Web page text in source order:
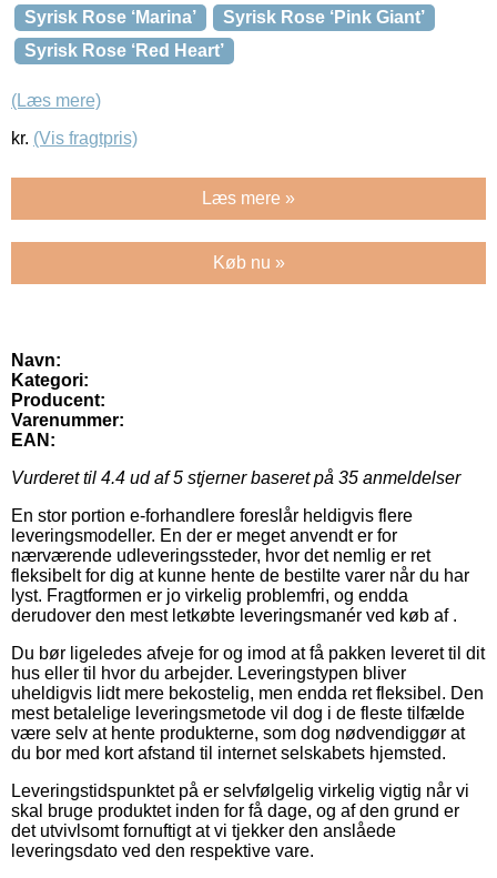
Syrisk Rose ‘Marina’
Syrisk Rose ‘Pink Giant’
Syrisk Rose ‘Red Heart’
(Læs mere)
kr. (Vis fragtpris)
Læs mere »
Køb nu »
Navn:
Kategori:
Producent:
Varenummer:
EAN:
Vurderet til 4.4 ud af 5 stjerner baseret på 35 anmeldelser
En stor portion e-forhandlere foreslår heldigvis flere
leveringsmodeller. En der er meget anvendt er for
nærværende udleveringssteder, hvor det nemlig er ret
fleksibelt for dig at kunne hente de bestilte varer når du har
lyst. Fragtformen er jo virkelig problemfri, og endda
derudover den mest letkøbte leveringsmanér ved køb af .
Du bør ligeledes afveje for og imod at få pakken leveret til dit
hus eller til hvor du arbejder. Leveringstypen bliver
uheldigvis lidt mere bekostelig, men endda ret fleksibel. Den
mest betalelige leveringsmetode vil dog i de fleste tilfælde
være selv at hente produkterne, som dog nødvendiggør at
du bor med kort afstand til internet selskabets hjemsted.
Leveringstidspunktet på er selvfølgelig virkelig vigtig når vi
skal bruge produktet inden for få dage, og af den grund er
det utvivlsomt fornuftigt at vi tjekker den anslåede
leveringsdato ved den respektive vare.